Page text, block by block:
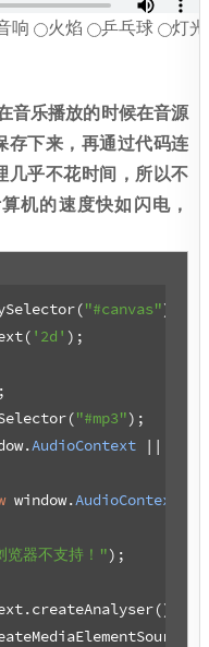
响 火焰 乒乓球 灯光
音乐播放的时候在音源
存下来，再通过代码连
几乎不花时间，所以不
机的速度快如闪电，
("#canvas"),
( '2d' );
;
("#mp3");
.AudioContext ||
window.AudioContext
览器不支持！");
.createAnalyser(),